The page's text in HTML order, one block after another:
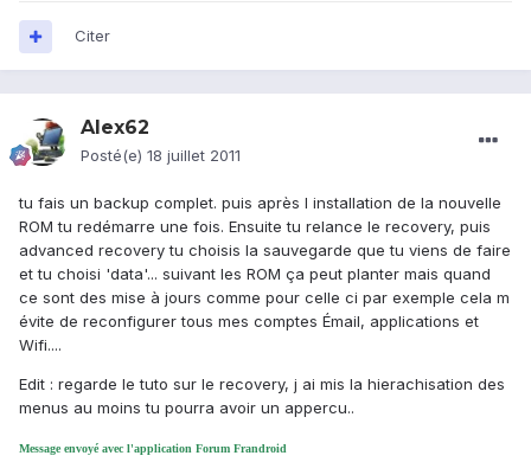
Citer
Alex62
Posté(e) 18 juillet 2011
tu fais un backup complet. puis après l installation de la nouvelle
ROM tu redémarre une fois. Ensuite tu relance le recovery, puis
advanced recovery tu choisis la sauvegarde que tu viens de faire
et tu choisi 'data'... suivant les ROM ça peut planter mais quand
ce sont des mise à jours comme pour celle ci par exemple cela m
évite de reconfigurer tous mes comptes Émail, applications et
Wifi....
Edit : regarde le tuto sur le recovery, j ai mis la hierachisation des
menus au moins tu pourra avoir un appercu..
Message envoyé avec l'application Forum Frandroid